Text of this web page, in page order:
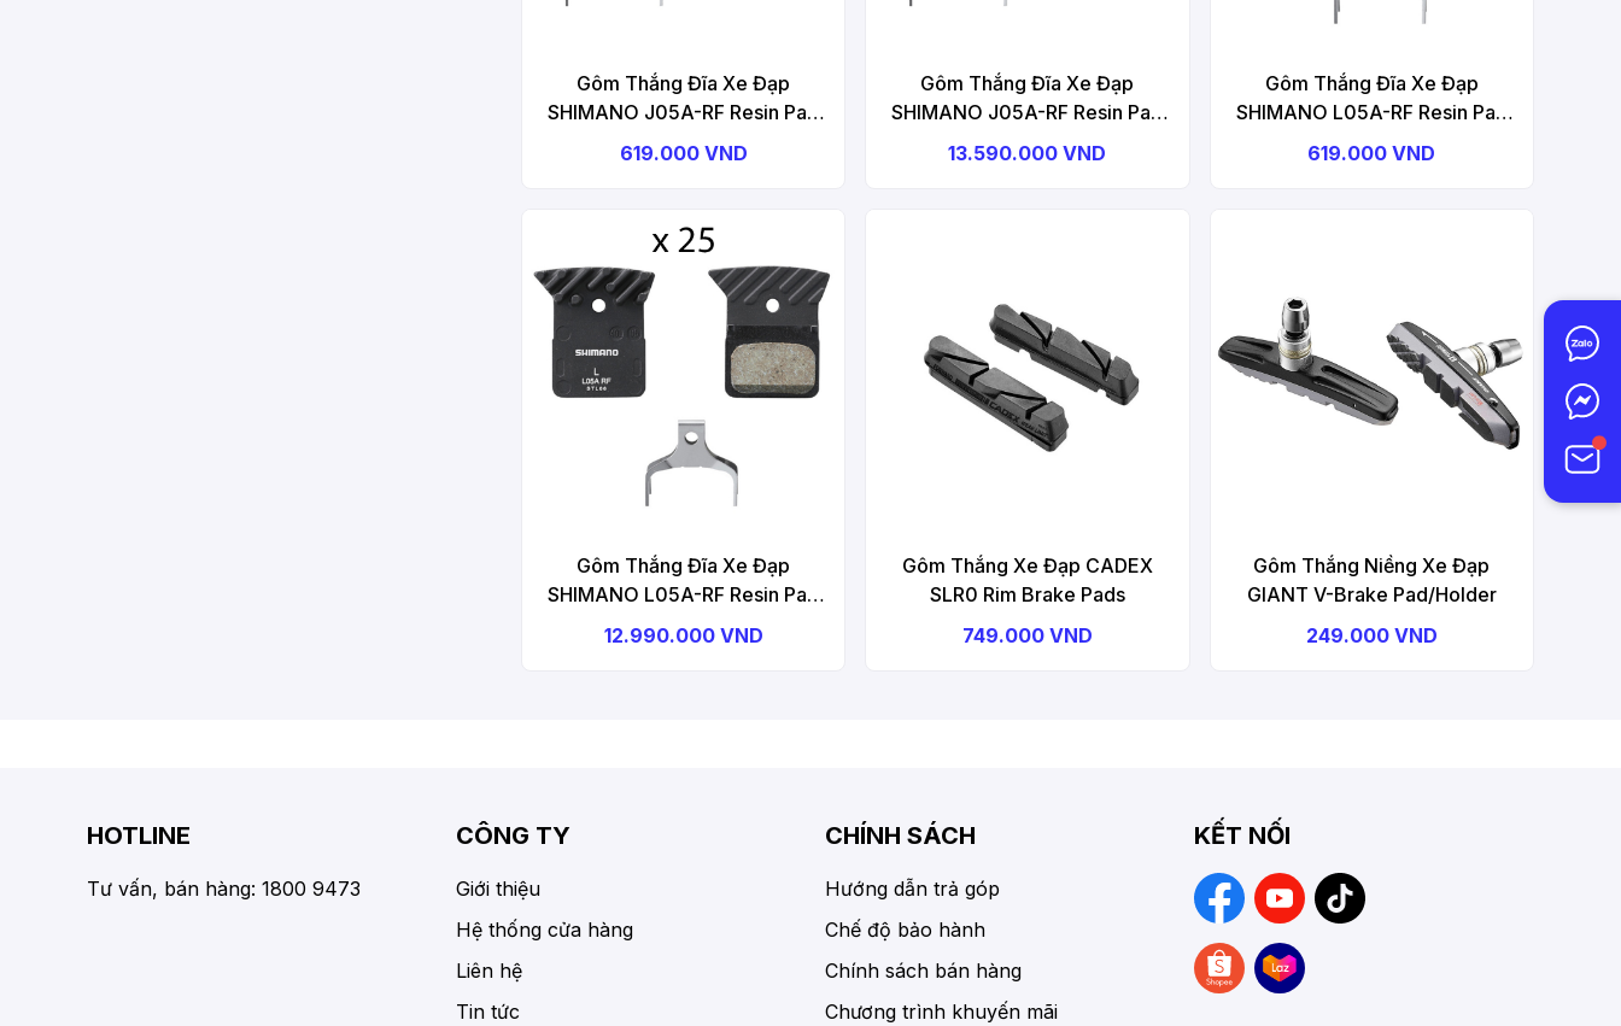
Gôm Thắng Đĩa Xe Đạp
SHIMANO J05A-RF Resin Pad
W/ Fin (J05A-RF) – 1 Cặp, Pad
619.000 VND
Gôm Thắng Đĩa Xe Đạp
SHIMANO J05A-RF Resin Pad
W/ Fin (J05A-RF) – 25 Cặp,
13.590.000 VND
Gôm Thắng Đĩa Xe Đạp
SHIMANO L05A-RF Resin Pad
W/ Fin (L05A-RF) – 1 Cặp, Pad
619.000 VND
Gôm Thắng Đĩa Xe Đạp
SHIMANO L05A-RF Resin Pad
W/ Fin (L05A-RF), Pad Spring,
12.990.000 VND
Gôm Thắng Xe Đạp CADEX
SLR0 Rim Brake Pads
749.000 VND
Gôm Thắng Niềng Xe Đạp
GIANT V-Brake Pad/Holder
249.000 VND
HOTLINE
Tư vấn, bán hàng: 1800 9473
CÔNG TY
Giới thiệu
Hệ thống cửa hàng
Liên hệ
Tin tức
CHÍNH SÁCH
Hướng dẫn trả góp
Chế độ bảo hành
Chính sách bán hàng
Chương trình khuyến mãi
KẾT NỐI